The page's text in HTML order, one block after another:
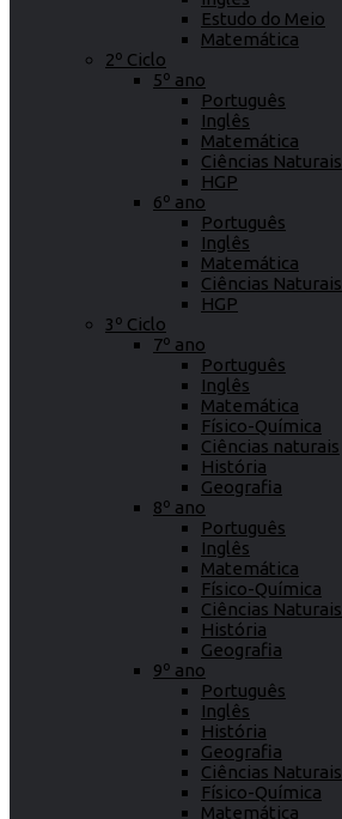
Estudo do Meio
Matemática
2º Ciclo
5º ano
Português
Inglês
Matemática
Ciências Naturais
HGP
6º ano
Português
Inglês
Matemática
Ciências Naturais
HGP
3º Ciclo
7º ano
Português
Inglês
Matemática
Físico-Química
Ciências naturais
História
Geografia
8º ano
Português
Inglês
Matemática
Físico-Química
Ciências Naturais
História
Geografia
9º ano
Português
Inglês
História
Geografia
Ciências Naturais
Físico-Química
Matemática